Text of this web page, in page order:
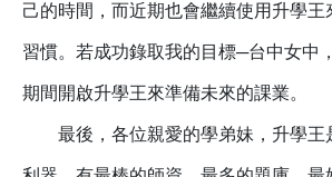
己的時間，而近期也會繼續使用升學王
習慣。 若成功錄取我的目標─台中女中
期間開啟升學王來準備未來的課業。
最後，各位親愛的學弟妹，升學王